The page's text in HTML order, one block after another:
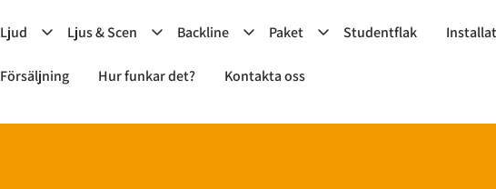
Ljud Ljus & Scen Backline Paket Studentflak
Försäljning Hur funkar det? Kontakta oss